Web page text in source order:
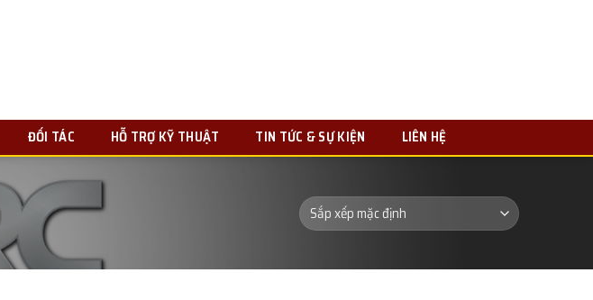
ĐỐI TÁC HỖ TRỢ KỸ THUẬT TIN TỨC & SỰ KIỆN LIÊN HỆ